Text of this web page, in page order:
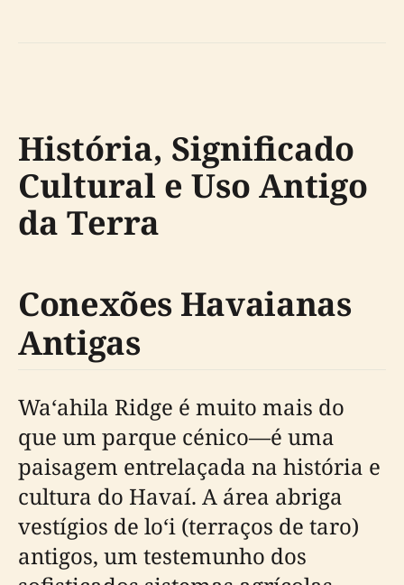
História, Significado
Cultural e Uso Antigo
da Terra
Conexões Havaianas
Antigas
Waʻahila Ridge é muito mais do
que um parque cénico—é uma
paisagem entrelaçada na história e
cultura do Havaí. A área abriga
vestígios de loʻi (terraços de taro)
antigos, um testemunho dos